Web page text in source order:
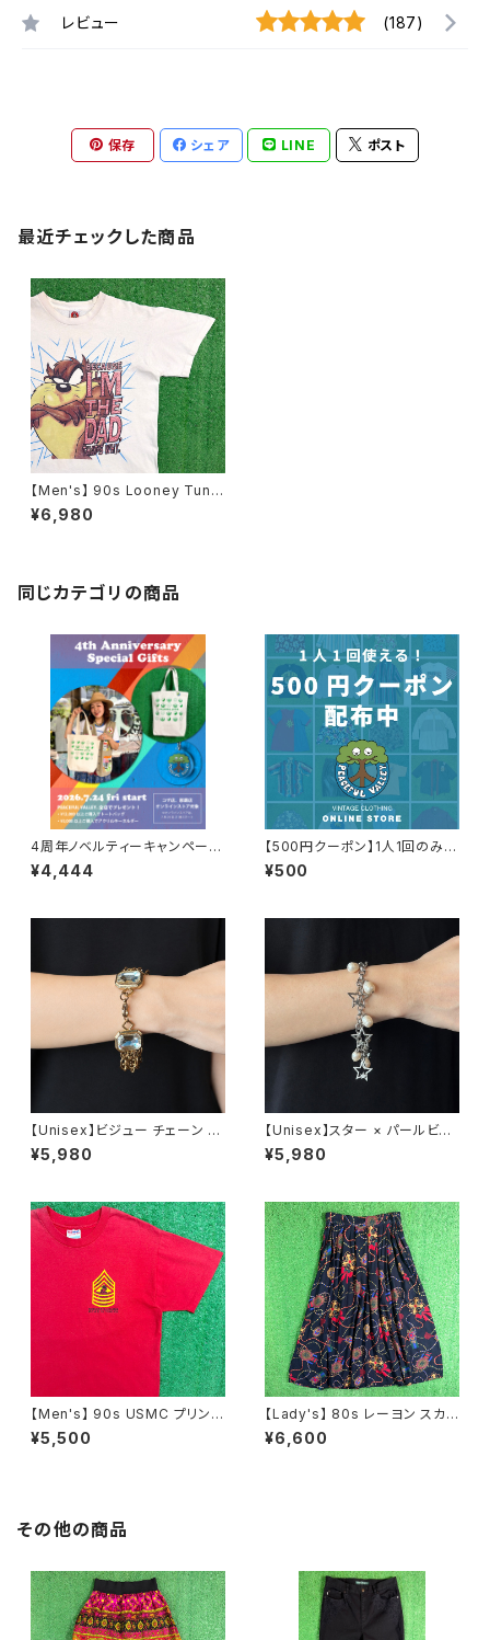
レビュー (187)
保存 シェア LINE ポスト
最近チェックした商品
【Men's】 90s Looney Tune
s Tasmanian Devil Tシャツ /
90年代 T-Shirt ティーシャツ
¥6,980
同じカテゴリの商品
4周年ノベルティーキャンペーン
開催中！
¥4,444
【500円クーポン】1人1回のみご
利用可能！
¥500
【Unisex】ビジュー チェーン ブ
レスレット / 古着 アクセサリー
N0737
¥5,980
【Unisex】スター × パールビー
ズ チャーム チェーン ブレスレッ
ト / 古着 アクセサリー N1109
¥5,980
【Men's】 90s USMC プリント
Tシャツ / アメリカ製 USA製 9
0年代 ティーシャツ T-Shirt 古
¥5,500
【Lady's】 80s レーヨン スカ
ーフ柄 スカート / 80年代 古着
レディース 総柄 2266
¥6,600
その他の商品